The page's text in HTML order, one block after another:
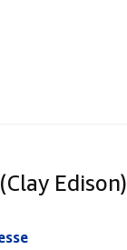
Edison)